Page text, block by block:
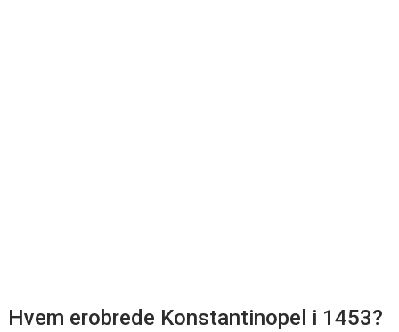
Hvem erobrede Konstantinopel i 1453?